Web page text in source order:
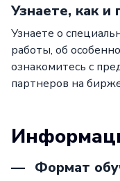
Узнаете, как и
Узнаете о
работы, об
ознакомитесь с
партнеров на
Формат